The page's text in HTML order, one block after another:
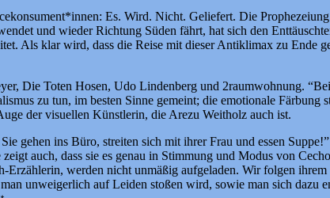
Es. Wird. Nicht. Geliefert. Die
und wieder Richtung Süden fährt, hat sich den
Als klar wird, dass die Reise mit dieser Antiklimax zu Ende
Die Toten Hosen, Udo Lindenberg und 2raumwohnung.
zu tun, im besten Sinne gemeint; die emotionale
der visuellen Künstlerin, die Arezu Weitholz auch ist.
gehen ins Büro, streiten sich mit ihrer Frau und essen
auch, dass sie es genau in Stimmung und Modus von
werden nicht unmäßig aufgeladen. Wir folgen
unweigerlich auf Leiden stoßen wird, sowie man sich dazu